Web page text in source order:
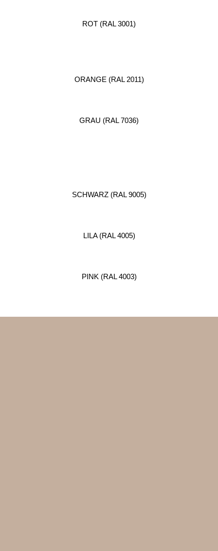
ROT (RAL 3001)
ORANGE (RAL 2011)
GRAU (RAL 7036)
SCHWARZ (RAL 9005)
LILA (RAL 4005)
PINK (RAL 4003)